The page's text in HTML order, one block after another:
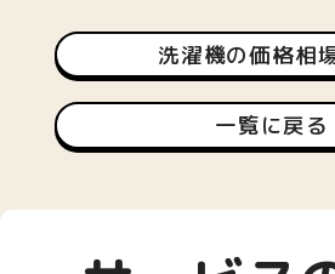
洗濯機の価格相
一覧に戻る